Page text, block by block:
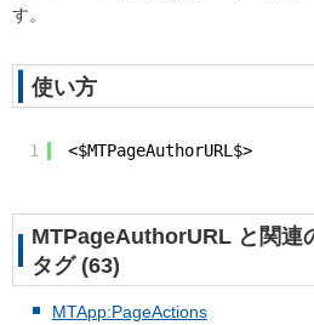
す。
使い方
1 <$MTPageAuthorURL$>
MTPageAuthorURL と関連
タグ (63)
MTApp:PageActions